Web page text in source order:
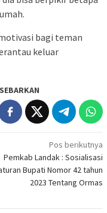
bagi teman
keluar
SEBARKAN
Pos berikutnya
Pemkab Landak : Sosialisasi
Bupati Nomor 42 tahun
2023 Tentang Ormas